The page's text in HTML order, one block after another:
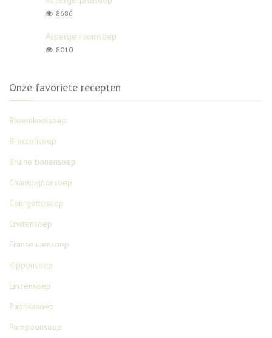
8686
Asperge roomsoep
8010
Onze favoriete recepten
Bloemkoolsoep
Broccolisoep
Bruine bonensoep
Champignonsoep
Courgettesoep
Erwtensoep
Franse uiensoep
Kippensoep
Linzensoep
Paprikasoep
Pompoensoep